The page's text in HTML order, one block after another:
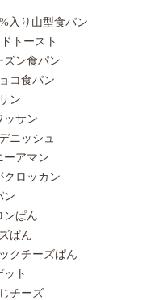
入り山型食パン
トースト
ズン食パン
コ食パン
ン
ッサン
ニッシュ
ーアマン
クロッカン
ン
ンぱん
ぱん
クチーズぱん
ット
チーズ